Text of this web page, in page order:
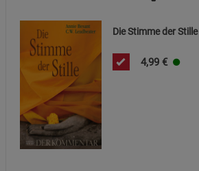
Die Stimme der Stille
4,99 €